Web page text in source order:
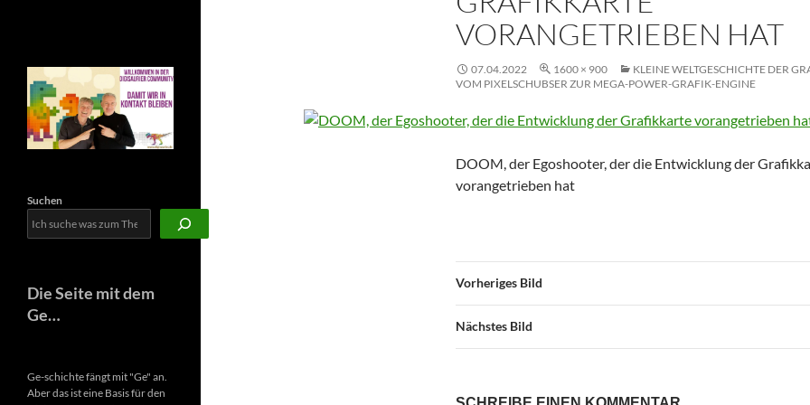
VORANGETRIEBEN HAT
07.04.2022 1600 × 900
KLEINE WELTGESCHICHTE DER
VOM PIXELSCHUBSER ZUR MEGA-POWER-GRAFIK-ENGINE
DOOM, der Egoshooter, der die Entwicklung der
vorangetrieben hat
Vorheriges Bild
Nächstes Bild
Suchen
Die Seite mit dem
Ge…
Ge-schichte fängt mit "Ge" an.
Aber das ist eine Basis für den